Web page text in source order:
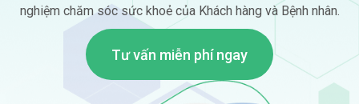
nghiệm chăm sóc sức khoẻ của Khách hàng và Bệnh nhân.
Tư vấn miễn phí ngay